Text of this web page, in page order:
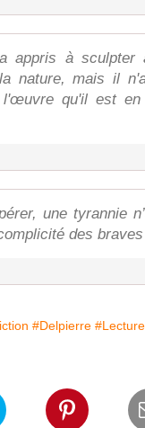
appris à sculpter
nature, mais il
l'œuvre qu'il est
une tyrannie
des
#Delpierre